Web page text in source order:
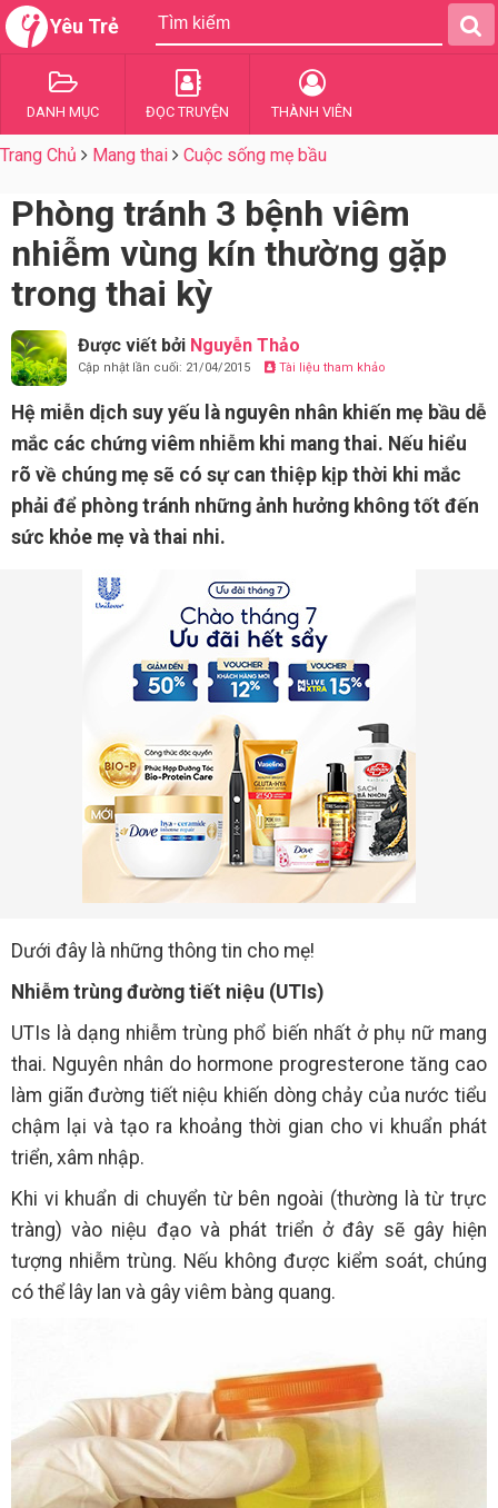
Yêu Trẻ
DANH MỤC ĐỌC TRUYỆN THÀNH VIÊN
Trang Chủ Mang thai Cuộc sống mẹ bầu
Phòng tránh 3 bệnh viêm
nhiễm vùng kín thường gặp
trong thai kỳ
Được viết bởi Nguyễn Thảo
Cập nhật lần cuối: 21/04/2015 Tài liệu tham khảo
Hệ miễn dịch suy yếu là nguyên nhân khiến mẹ bầu dễ
mắc các chứng viêm nhiễm khi mang thai. Nếu hiểu
rõ về chúng mẹ sẽ có sự can thiệp kịp thời khi mắc
phải để phòng tránh những ảnh hưởng không tốt đến
sức khỏe mẹ và thai nhi.
Dưới đây là những thông tin cho mẹ!
Nhiễm trùng đường tiết niệu (UTIs)
UTIs là dạng nhiễm trùng phổ biến nhất ở phụ nữ mang
thai. Nguyên nhân do hormone progresterone tăng cao
làm giãn đường tiết niệu khiến dòng chảy của nước tiểu
chậm lại và tạo ra khoảng thời gian cho vi khuẩn phát
triển, xâm nhập.
Khi vi khuẩn di chuyển từ bên ngoài (thường là từ trực
tràng) vào niệu đạo và phát triển ở đây sẽ gây hiện
tượng nhiễm trùng. Nếu không được kiểm soát, chúng
có thể lây lan và gây viêm bàng quang.